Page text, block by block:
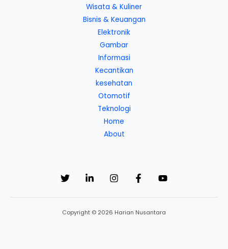
Wisata & Kuliner
Bisnis & Keuangan
Elektronik
Gambar
Informasi
Kecantikan
kesehatan
Otomotif
Teknologi
Home
About
Copyright © 2026 Harian Nusantara